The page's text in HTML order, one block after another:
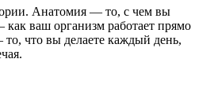
Анатомия — то, с чем вы
ваш организм работает прямо
что вы делаете каждый день,